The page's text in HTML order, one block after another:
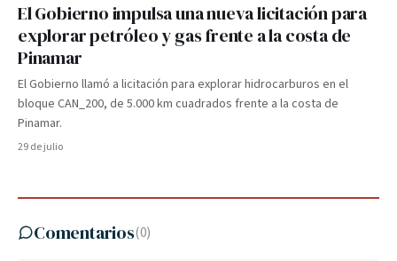
El Gobierno impulsa una nueva licitación para
explorar petróleo y gas frente a la costa de
Pinamar
El Gobierno llamó a licitación para explorar hidrocarburos en el
bloque CAN_200, de 5.000 km cuadrados frente a la costa de
Pinamar.
29 de julio
Comentarios(0)